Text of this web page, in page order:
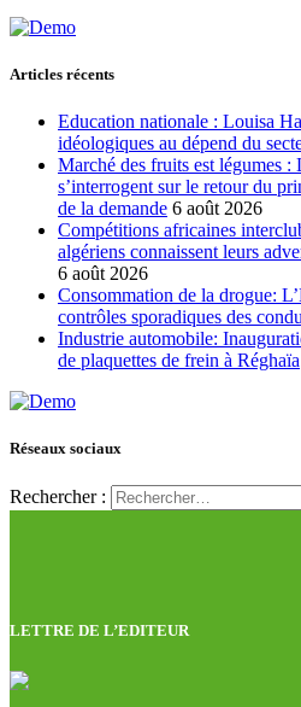
Articles récents
Education nationale : Louisa
idéologiques au dépend du
Marché des fruits est légumes :
s’interrogent sur le retour du
de la demande 6 août 2026
Compétitions africaines
algériens connaissent leurs
6 août 2026
Consommation de la drogue:
contrôles sporadiques des
Industrie automobile:
de plaquettes de frein à Réghaïa
Réseaux sociaux
Rechercher :
LETTRE DE L’EDITEUR